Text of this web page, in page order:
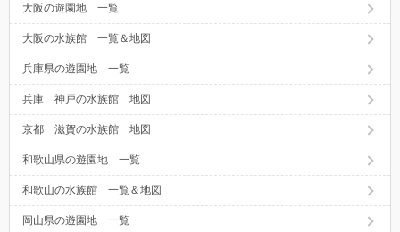
大阪の遊園地 一覧
大阪の水族館 一覧＆地図
兵庫県の遊園地 一覧
兵庫 神戸の水族館 地図
京都 滋賀の水族館 地図
和歌山県の遊園地 一覧
和歌山の水族館 一覧＆地図
岡山県の遊園地 一覧